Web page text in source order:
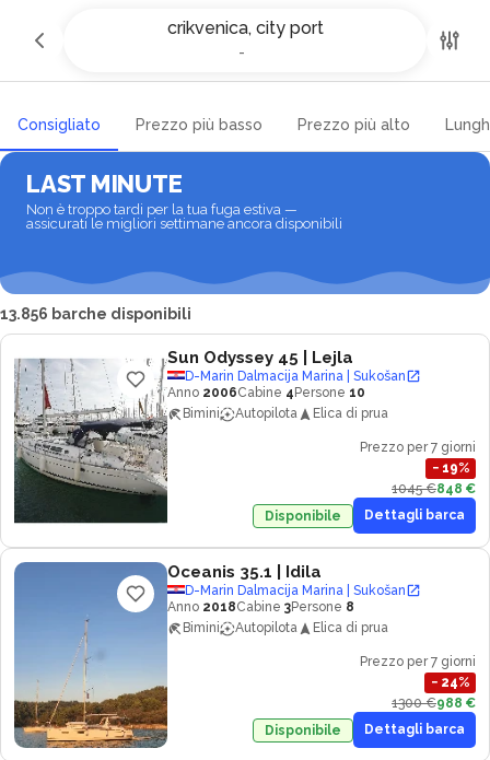
crikvenica, city port
-
Noleggio yacht e barche a
crikvenica e city port
Consigliato Prezzo più basso Prezzo più alto
LAST MINUTE
Non è troppo tardi per la tua fuga estiva —
assicurati le migliori settimane ancora disponibili
13.856 barche disponibili
Sun Odyssey 45 | Lejla
D-Marin Dalmacija Marina | Sukošan
Anno 2006Cabine 4 Persone 10
Bimini
Autopilota Elica di prua
Prezzo per 7 giorni
− 19%
1045 €848 €
Disponibile
Dettagli barca
Oceanis 35.1 | Idila
D-Marin Dalmacija Marina | Sukošan
Anno 2018Cabine 3Persone 8
Bimini
Autopilota Elica di prua
Prezzo per 7 giorni
− 24%
1300 €988 €
Disponibile
Dettagli barca